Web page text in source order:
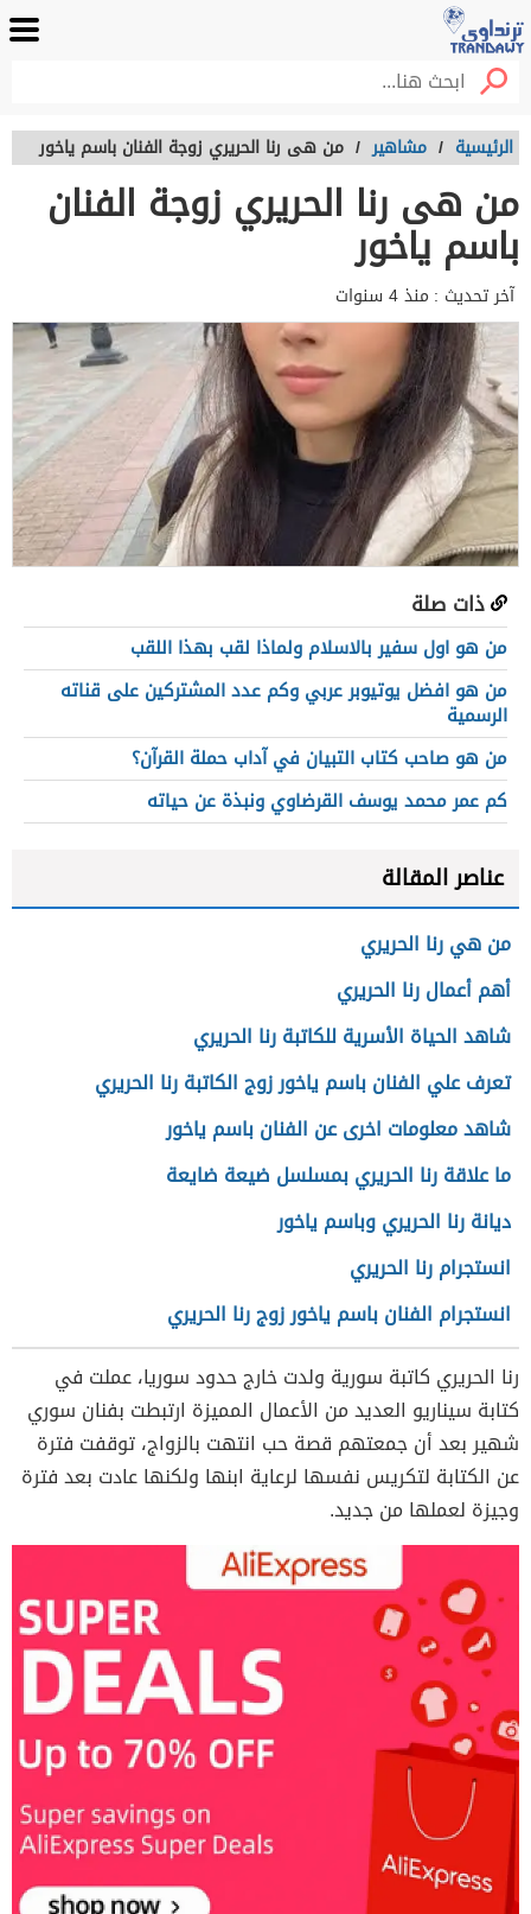
الرئيسية / مشاهير / من هى رنا الحريري زوجة الفنان باسم ياخور
من هى رنا الحريري زوجة الفنان
باسم ياخور
آخر تحديث : منذ 4 سنوات
ذات صلة
من هو اول سفير بالاسلام ولماذا لقب بهذا اللقب
من هو افضل يوتيوبر عربي وكم عدد المشتركين على قناته
الرسمية
من هو صاحب كتاب التبيان في آداب حملة القرآن؟
كم عمر محمد يوسف القرضاوي ونبذة عن حياته
عناصر المقالة
من هي رنا الحريري
أهم أعمال رنا الحريري
شاهد الحياة الأسرية للكاتبة رنا الحريري
تعرف علي الفنان باسم ياخور زوج الكاتبة رنا الحريري
شاهد معلومات اخرى عن الفنان باسم ياخور
ما علاقة رنا الحريري بمسلسل ضيعة ضايعة
ديانة رنا الحريري وباسم ياخور
انستجرام رنا الحريري
انستجرام الفنان باسم ياخور زوج رنا الحريري
رنا الحريري كاتبة سورية ولدت خارج حدود سوريا، عملت في
كتابة سيناريو العديد من الأعمال المميزة ارتبطت بفنان سوري
شهير بعد أن جمعتهم قصة حب انتهت بالزواج، توقفت فترة
عن الكتابة لتكريس نفسها لرعاية ابنها ولكنها عادت بعد فترة
وجيزة لعملها من جديد.